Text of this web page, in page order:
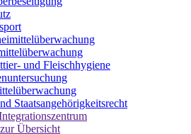
und Fleischhygiene
Staatsangehörigkeitsrecht
Übersicht